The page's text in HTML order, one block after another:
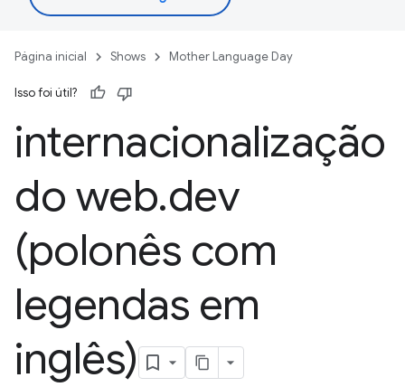
Página inicial Shows Mother Language Day
Isso foi útil?
internacionalização
do web.dev
(polonês com
legendas em
inglês)